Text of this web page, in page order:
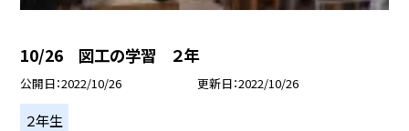
10/26 図工の学習 ２年
公開日 2022/10/26 更新日 2022/10/26
２年生